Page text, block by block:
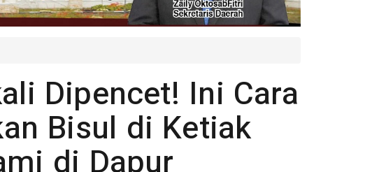
Dipencet! Ini Cara
Bisul di Ketiak